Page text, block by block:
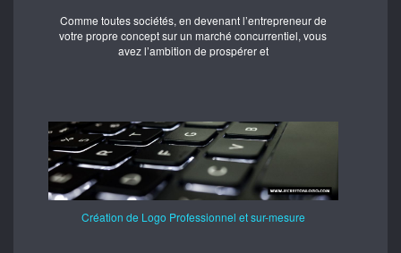
Comme toutes sociétés, en devenant l’entrepreneur de
votre propre concept sur un marché concurrentiel, vous
avez l’ambition de prospérer et
Création de Logo Professionnel et sur-mesure